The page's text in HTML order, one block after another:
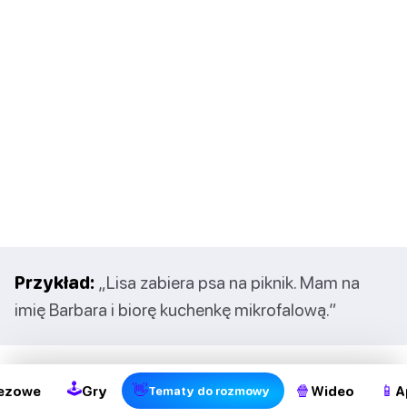
2
Przykład: „Lisa zabiera psa na piknik. Mam na
imię Barbara i biorę kuchenkę mikrofalową.”
Każda osoba w grupie musi powtórzyć wszystkie
🕹Gry 👋Tematy do rozmowy 🍿 Wideo 📱